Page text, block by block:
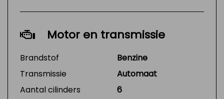
Motor en transmissie
Brandstof
Benzine
Transmissie
Automaat
Aantal cilinders
6